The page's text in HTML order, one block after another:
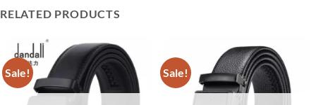
RELATED PRODUCTS
Sale! Sale!